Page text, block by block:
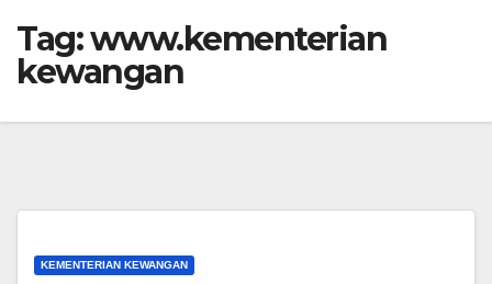
Tag:www.kementerian
kewangan
KEMENTERIAN KEWANGAN